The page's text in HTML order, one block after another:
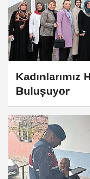
Kadınlarımız
Buluşuyor